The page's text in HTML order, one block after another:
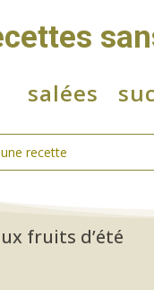
salées
fruits d’été